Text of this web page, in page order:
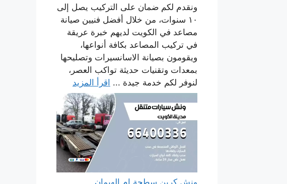
ونقدم لكم ضمان على التركيب يصل إلى
١٠ سنوات، من خلال أفضل فنيين صيانة
مصاعد في الكويت لديهم خبرة عريقة
في تركيب المصاعد بكافة أنواعها،
ويقومون بصيانة الاسانسيرات وتصليحها
بمعدات وتقنيات حديثة تواكب العصر،
لنوفر لكم خدمة جيدة ... اقرأ المزيد
ونش كرين سطحة ام الهيمان